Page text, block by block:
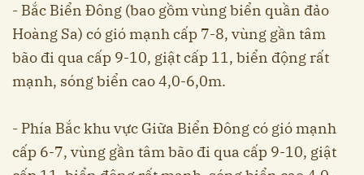
- Bắc Biển Đông (bao gồm vùng biển quần đảo
Hoàng Sa) có gió mạnh cấp 7-8, vùng gần tâm
bão đi qua cấp 9-10, giật cấp 11, biển động rất
mạnh, sóng biển cao 4,0-6,0m.
- Phía Bắc khu vực Giữa Biển Đông có gió mạnh
cấp 6-7, vùng gần tâm bão đi qua cấp 9-10, giật